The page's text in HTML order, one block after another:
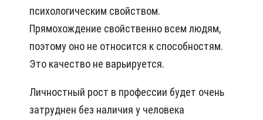
психологическим свойством.
Прямохождение свойственно всем людям,
поэтому оно не относится к способностям.
Это качество не варьируется.
Личностный рост в профессии будет очень
затруднен без наличия у человека